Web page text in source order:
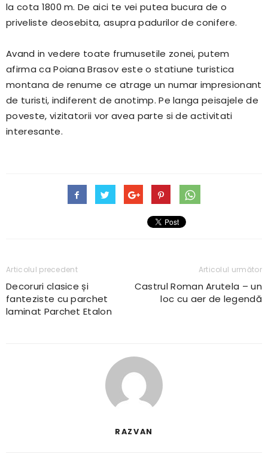
la cota 1800 m. De aici te vei putea bucura de o
priveliste deosebita, asupra padurilor de conifere.
Avand in vedere toate frumusetile zonei, putem
afirma ca Poiana Brasov este o statiune turistica
montana de renume ce atrage un numar impresionant
de turisti, indiferent de anotimp. Pe langa peisajele de
poveste, vizitatorii vor avea parte si de activitati
interesante.
Articolul precedent
Decoruri clasice și
fanteziste cu parchet
laminat Parchet Etalon
Articolul următor
Castrul Roman Arutela – un
loc cu aer de legendă
RAZVAN